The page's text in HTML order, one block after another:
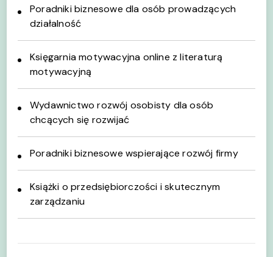
Poradniki biznesowe dla osób prowadzących
działalność
Księgarnia motywacyjna online z literaturą
motywacyjną
Wydawnictwo rozwój osobisty dla osób
chcących się rozwijać
Poradniki biznesowe wspierające rozwój firmy
Książki o przedsiębiorczości i skutecznym
zarządzaniu